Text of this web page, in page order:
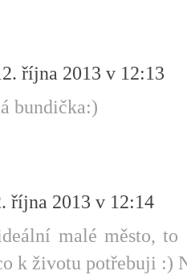
října 2013 v 12:13
bundička:)
října 2013 v 12:14
malé město,
k životu potřebuji :)